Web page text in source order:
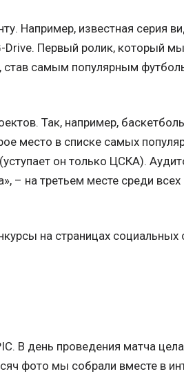
Например, известная серия
Первый ролик, который
став самым популярным
Так, например,
место в списке самых
он только ЦСКА).
– на третьем месте среди всех
на страницах социальных
В день проведения матча
фото мы собрали вместе в